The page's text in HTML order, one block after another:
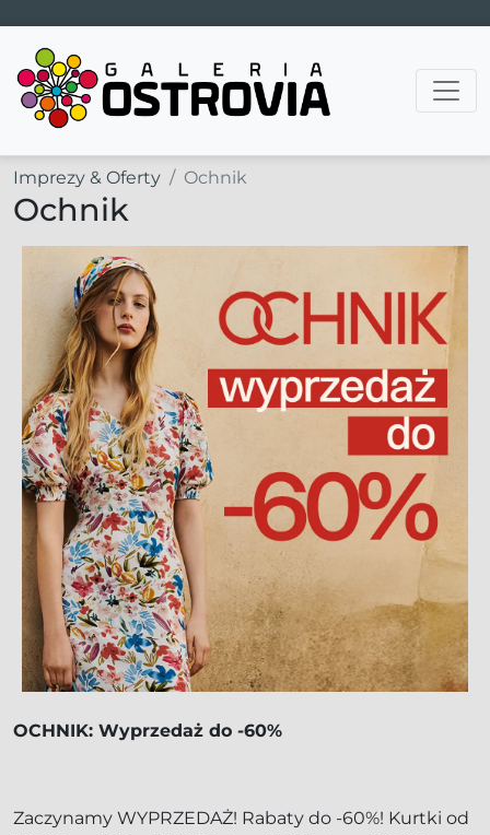
Main Navigation
Imprezy & Oferty Ochnik
Ochnik
OCHNIK: Wyprzedaż do -60%
Zaczynamy WYPRZEDAŻ! Rabaty do -60%! Kurtki od